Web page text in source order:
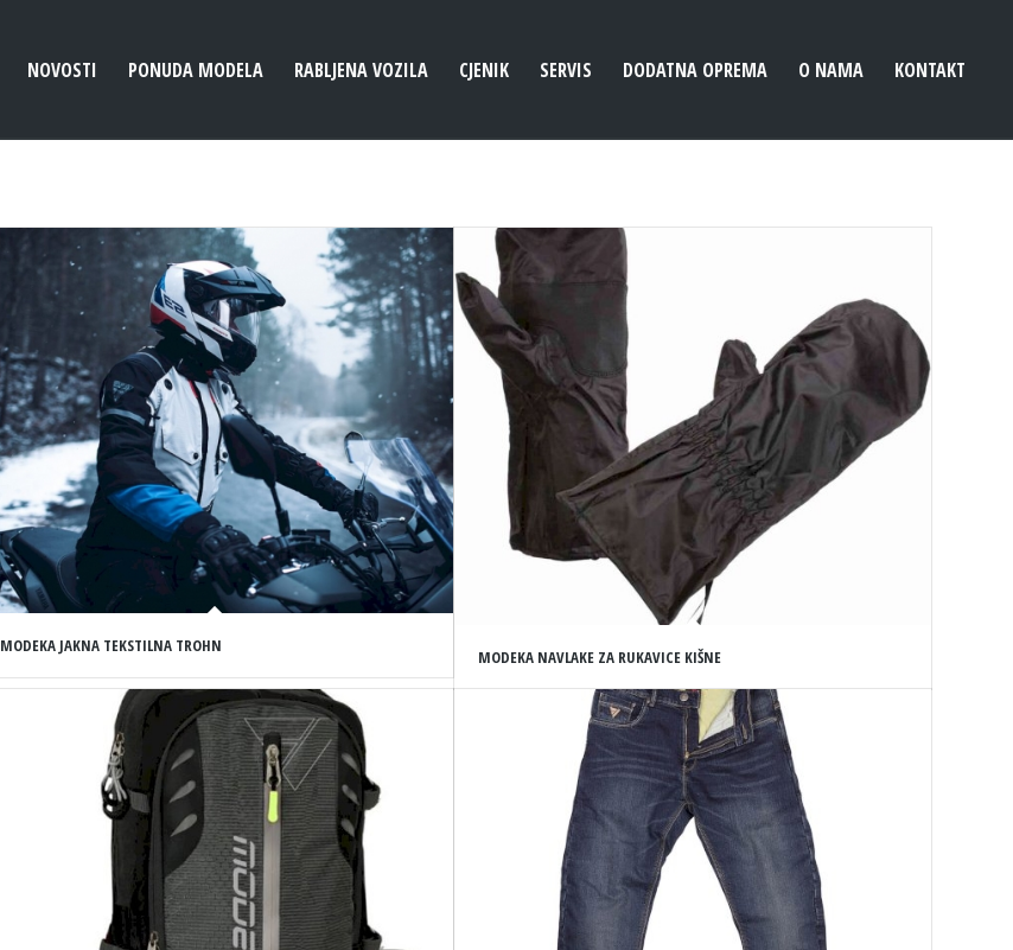
NOVOSTI PONUDA MODELA RABLJENA VOZILA CJENIK SERVIS DODATNA OPREMA O NAMA KONTAKT
MODEKA JAKNA TEKSTILNA TROHN
MODEKA NAVLAKE ZA RUKAVICE KIŠNE